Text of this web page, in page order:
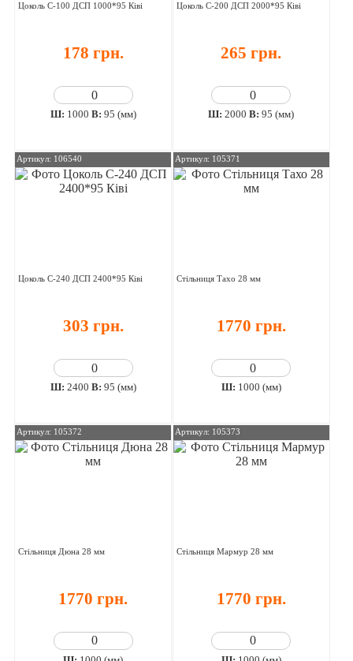
Цоколь C-100 ДСП 1000*95 Ківі
178 грн.
Ш: 1000 В: 95 (мм)
Цоколь C-200 ДСП 2000*95 Ківі
265 грн.
Ш:2000 В:95 (мм)
Артикул: 106540
Цоколь C-240 ДСП 2400*95 Ківі
303 грн.
Ш: 2400 В: 95 (мм)
Артикул: 105371
Стільниця Тахо 28 мм
1770 грн.
Ш: 1000 (мм)
Артикул: 105372
Стільниця Дюна 28 мм
1770 грн.
Артикул: 105373
Стільниця Мармур 28 мм
1770 грн.